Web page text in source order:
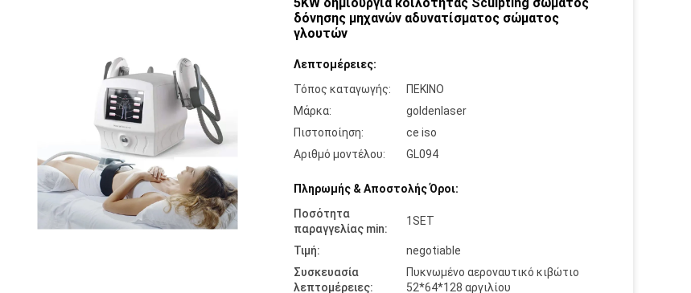
δόνησης μηχανών αδυνατίσματος σώματος
γλουτών
Λεπτομέρειες:
Τόπος καταγωγής:
ΠΕΚΙΝΟ
Μάρκα:
goldenlaser
Πιστοποίηση:
ce iso
Αριθμό μοντέλου:
GL094
Πληρωμής & Αποστολής Όροι:
Ποσότητα
παραγγελίας min:
1SET
Τιμή:
negotiable
Συσκευασία
λεπτομέρειες:
Πυκνωμένο αεροναυτικό κιβώτιο
52*64*128 αργιλίου